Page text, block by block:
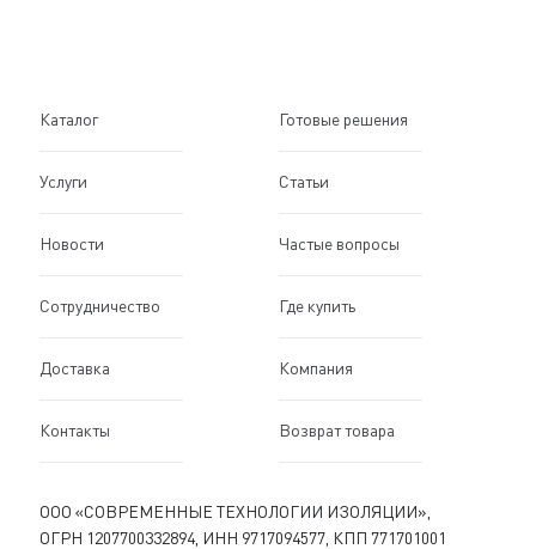
Каталог Готовые решения
Услуги Статьи
Новости Частые вопросы
Сотрудничество Где купить
Доставка Компания
Контакты Возврат товара
ООО «СОВРЕМЕННЫЕ ТЕХНОЛОГИИ ИЗОЛЯЦИИ»,
ОГРН 1207700332894, ИНН 9717094577, КПП 771701001